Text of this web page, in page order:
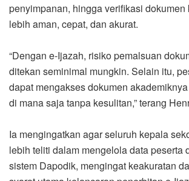
penyimpanan, hingga verifikasi
lebih aman, cepat, dan akurat.
“Dengan e-Ijazah, risiko pemalsuan
ditekan seminimal mungkin. Selain itu,
dapat mengakses dokumen
di mana saja tanpa kesulitan,” terang
Ia mengingatkan agar seluruh kepala
lebih teliti dalam mengelola data peserta
sistem Dapodik, mengingat keakuratan